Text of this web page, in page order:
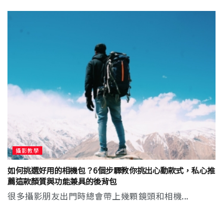
攝影教學
如何挑選好用的相機包？6個步驟教你挑出心動款式，私心推
薦這款顏質與功能兼具的後背包
很多攝影朋友出門時總會帶上幾顆鏡頭和相機...